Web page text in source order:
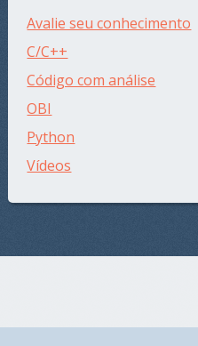
Avalie seu conhecimento
C/C++
Código com análise
OBI
Python
Vídeos